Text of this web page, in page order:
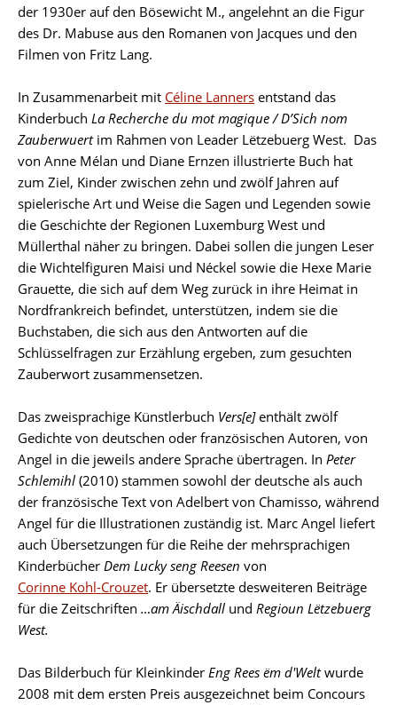
der 1930er auf den Bösewicht M., angelehnt an die Figur
des Dr. Mabuse aus den Romanen von Jacques und den
Filmen von Fritz Lang.
In Zusammenarbeit mit Céline Lanners entstand das
Kinderbuch La Recherche du mot magique / D’Sich nom
Zauberwuertim Rahmen von Leader Lëtzebuerg West. Das
von Anne Mélan und Diane Ernzen illustrierte Buch hat
zum Ziel, Kinder zwischen zehn und zwölf Jahren auf
spielerische Art und Weise die Sagen und Legenden sowie
die Geschichte der Regionen Luxemburg West und
Müllerthal näher zu bringen. Dabei sollen die jungen Leser
die Wichtelfiguren Maisi und Néckel sowie die Hexe Marie
Grauette, die sich auf dem Weg zurück in ihre Heimat in
Nordfrankreich befindet, unterstützen, indem sie die
Buchstaben, die sich aus den Antworten auf die
Schlüsselfragen zur Erzählung ergeben, zum gesuchten
Zauberwort zusammensetzen.
Das zweisprachige Künstlerbuch Vers[e]enthält zwölf
Gedichte von deutschen oder französischen Autoren, von
Angel in die jeweils andere Sprache übertragen. In Peter
Schlemihl (2010) stammen sowohl der deutsche als auch
der französische Text von Adelbert von Chamisso, während
Angel für die Illustrationen zuständig ist. Marc Angel liefert
auch Übersetzungen für die Reihe der mehrsprachigen
Kinderbücher Dem Lucky seng Reesen von
Corinne Kohl-Crouzet. Er übersetzte desweiteren Beiträge
für die Zeitschriften …am Äischdall und Regioun Lëtzebuerg
West.
Das Bilderbuch für Kleinkinder Eng Rees ëm d'Weltwurde
2008 mit dem ersten Preis ausgezeichnet beim Concours